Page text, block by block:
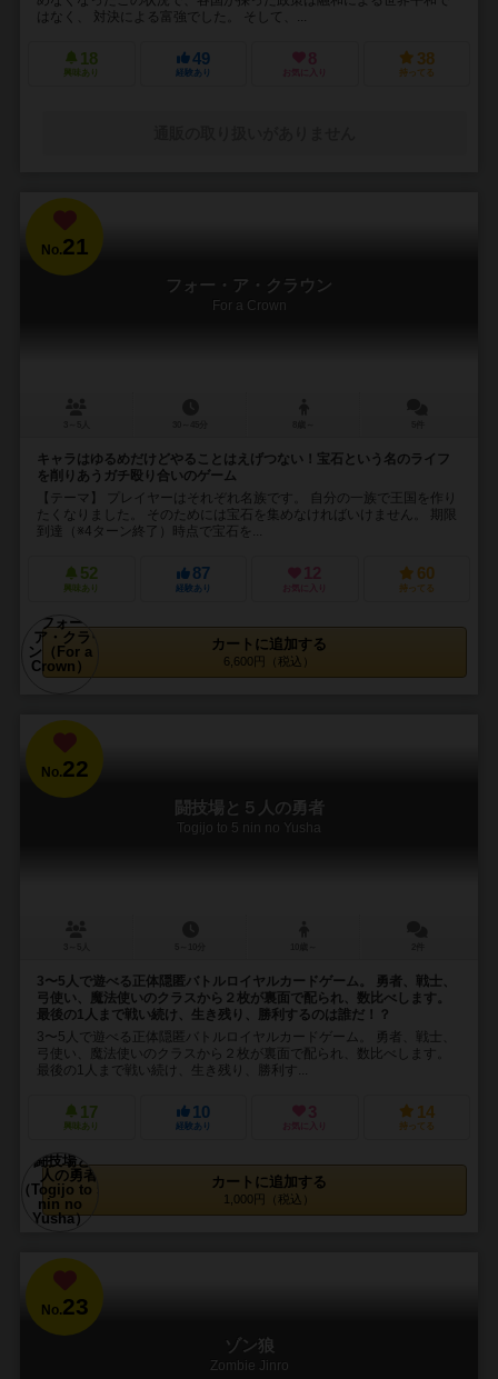
はなく、 対決による富強でした。 そして、...
18
興味あり
49
経験あり
8
お気に入り
38
持ってる
No.21
フォー・ア・クラウン
For a Crown
キャラはゆるめだけどやることはえげつない！宝石という名のライフ
を削りあうガチ殴り合いのゲーム
【テーマ】 プレイヤーはそれぞれ名族です。 自分の一族で王国を作り
たくなりました。 そのためには宝石を集めなければいけません。 期限
到達（※4ターン終了）時点で宝石を...
52
興味あり
87
経験あり
12
お気に入り
60
持ってる
カートに追加する
6,600円（税込）
No.22
闘技場と５人の勇者
Togijo to 5 nin no Yusha
3〜5人で遊べる正体隠匿バトルロイヤルカードゲーム。 勇者、戦士、
弓使い、魔法使いのクラスから２枚が裏面で配られ、数比べします。
最後の1人まで戦い続け、生き残り、勝利するのは誰だ！？
3〜5人で遊べる正体隠匿バトルロイヤルカードゲーム。 勇者、戦士、
弓使い、魔法使いのクラスから２枚が裏面で配られ、数比べします。
最後の1人まで戦い続け、生き残り、勝利す...
17
興味あり
10
経験あり
3
お気に入り
14
持ってる
カートに追加する
1,000円（税込）
No.23
ゾン狼
Zombie Jinro